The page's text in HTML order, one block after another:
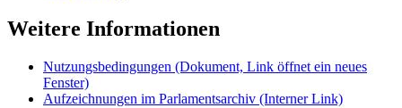
Weitere Informationen
Nutzungsbedingungen (Dokument, Link öffnet ein neues
Fenster)
Aufzeichnungen im Parlamentsarchiv (Interner Link)